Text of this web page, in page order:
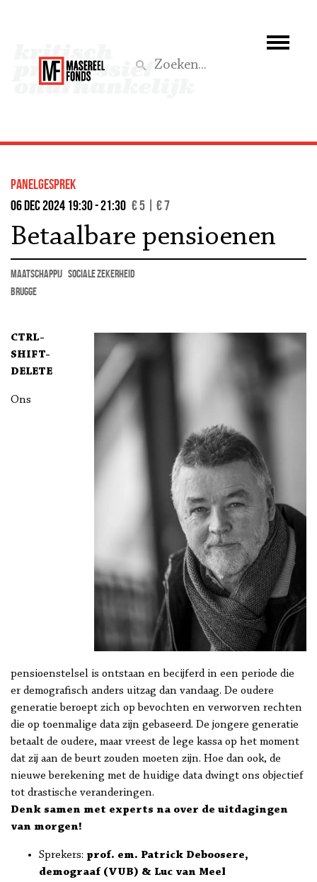
Wat we doen
Steun ons
Aktief
panelgesprek
06 dec 2024 19:30 - 21:30 € 5 | € 7
Betaalbare pensioenen
maatschappij sociale zekerheid
Brugge
CTRL-
SHIFT-
DELETE
Ons
pensioenstelsel is ontstaan en becijferd in een periode die
er demografisch anders uitzag dan vandaag. De oudere
generatie beroept zich op bevochten en verworven rechten
die op toenmalige data zijn gebaseerd. De jongere generatie
betaalt de oudere, maar vreest de lege kassa op het moment
dat zij aan de beurt zouden moeten zijn. Hoe dan ook, de
nieuwe berekening met de huidige data dwingt ons objectief
tot drastische veranderingen.
Denk samen met experts na over de uitdagingen
van morgen!
Sprekers: prof. em. Patrick Deboosere,
demograaf (VUB) & Luc van Meel